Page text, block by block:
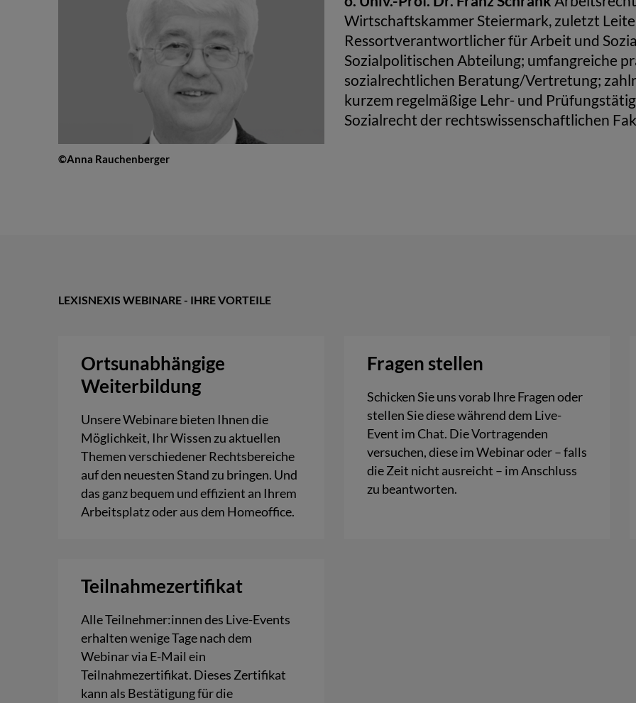
©Anna Rauchenberger
Wirtschaftskammer Steiermark, zuletzt
Ressortverantwortlicher für Arbeit und
Sozialpolitischen Abteilung; umfangreiche
sozialrechtlichen Beratung/Vertretung;
kurzem regelmäßige Lehr- und
Sozialrecht der rechtswissenschaftlichen
LEXISNEXIS WEBINARE - IHRE VORTEILE
Ortsunabhängige
Weiterbildung
Unsere Webinare bieten Ihnen die
Möglichkeit, Ihr Wissen zu aktuellen
Themen verschiedener Rechtsbereiche
auf den neuesten Stand zu bringen. Und
das ganz bequem und effizient an Ihrem
Arbeitsplatz oder aus dem Homeoffice.
Fragen stellen
Schicken Sie uns vorab Ihre Fragen oder
stellen Sie diese während dem Live-
Event im Chat. Die Vortragenden
versuchen, diese im Webinar oder – falls
die Zeit nicht ausreicht – im Anschluss
zu beantworten.
Teilnahmezertifikat
Alle Teilnehmer:innen des Live-Events
erhalten wenige Tage nach dem
Webinar via E-Mail ein
Teilnahmezertifikat. Dieses Zertifikat
kann als Bestätigung für die